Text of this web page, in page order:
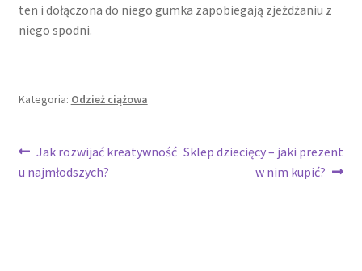
ten i dołączona do niego gumka zapobiegają zjeżdżaniu z
niego spodni.
Kategoria: Odzież ciążowa
Nawigacja
wpisu
Poprzedni
wpis:
Jak rozwijać kreatywność
u najmłodszych?
Następny
Sklep dziecięcy – jaki prezent
w nim kupić?